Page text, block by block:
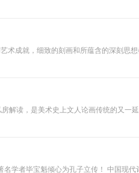
成就，细致的刻画和所蕴含的深刻思
懂的四大名著。
读，是美术史上文人论画传统的又一
精心演绎，妙趣横生中，系统还原历史中真实的孔